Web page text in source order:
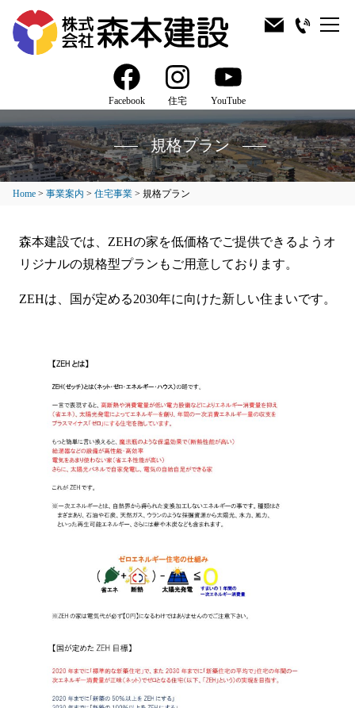
Facebook 住宅 YouTube
規格プラン
Home > 事業案内 > 住宅事業 > 規格プラン
森本建設では、ZEHの家を低価格でご提供できるようオ
リジナルの規格型プランもご用意しております。
ZEHは、国が定める2030年に向けた新しい住まいです。